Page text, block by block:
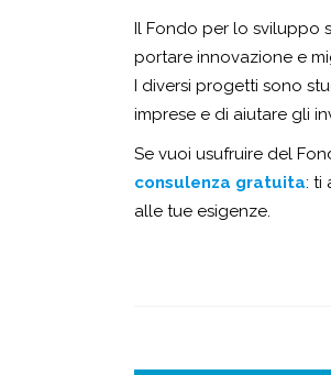
Il Fondo per lo sviluppo
portare innovazione e
I diversi progetti sono
imprese e di aiutare gli
Se vuoi usufruire del
consulenza gratuita: ti
alle tue esigenze.